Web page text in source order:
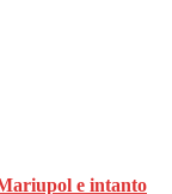
e intanto